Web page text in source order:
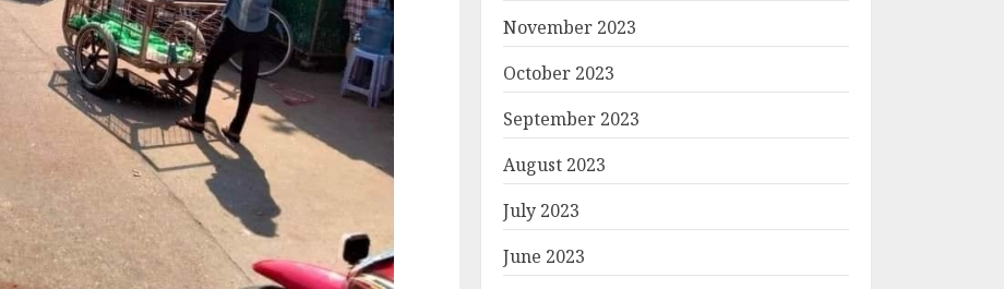
November 2023
October 2023
September 2023
August 2023
July 2023
June 2023